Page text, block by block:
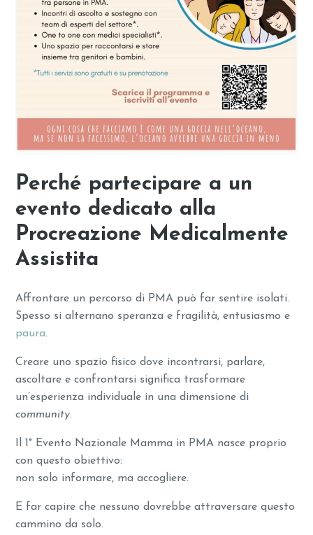
Perché partecipare a un
evento dedicato alla
Procreazione Medicalmente
Assistita
Affrontare un percorso di PMA può far sentire isolati.
Spesso si alternano speranza e fragilità, entusiasmo e
paura.
Creare uno spazio fisico dove incontrarsi, parlare,
ascoltare e confrontarsi significa trasformare
un’esperienza individuale in una dimensione di
community.
Il 1° Evento Nazionale Mamma in PMA nasce proprio
con questo obiettivo:
non solo informare, ma accogliere.
E far capire che nessuno dovrebbe attraversare questo
cammino da solo.